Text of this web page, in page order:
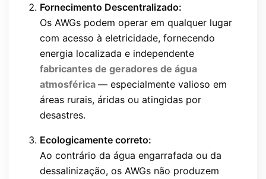
Fornecimento Descentralizado:
Os AWGs podem operar em qualquer lugar
com acesso à eletricidade, fornecendo
energia localizada e independente
fabricantes de geradores de água
atmosférica — especialmente valioso em
áreas rurais, áridas ou atingidas por
desastres.
Ecologicamente correto:
Ao contrário da água engarrafada ou da
dessalinização, os AWGs não produzem